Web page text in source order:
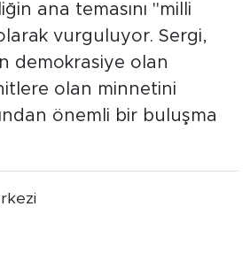
ana temasını "milli
vurguluyor. Sergi,
demokrasiye olan
olan minnetini
önemli bir buluşma